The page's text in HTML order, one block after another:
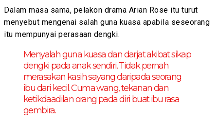
Dalam masa sama, pelakon drama Arian Rose itu turut
menyebut mengenai salah guna kuasa apabila seseorang
itu mempunyai perasaan dengki.
Menyalah guna kuasa dan darjat akibat sikap
dengki pada anak sendiri. Tidak pernah
merasakan kasih sayang daripada seorang
ibu dari kecil. Cuma wang, tekanan dan
ketikdaadilan orang pada diri buat ibu rasa
gembira.